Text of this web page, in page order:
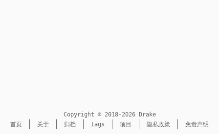
Copyright © 2018-2026 Drake
首页
关于 归档 tags 项目 隐私政策 免责声明